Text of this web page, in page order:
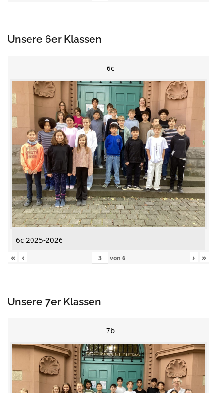
Unsere 6er Klassen
6c
6c 2025-2026
«
‹ von 6 › »
Unsere 7er Klassen
7b